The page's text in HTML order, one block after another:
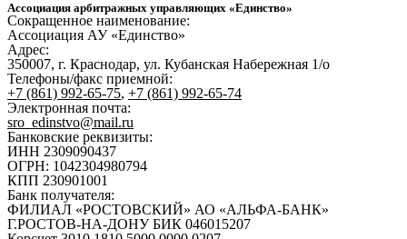
Ассоциация арбитражных управляющих «Единство»
Сокращенное наименование:
Ассоциация АУ «Единство»
Адрес:
350007, г. Краснодар, ул. Кубанская Набережная 1/о
Телефоны/факс приемной:
+7 (861) 992-65-75, +7 (861) 992-65-74
Электронная почта:
sro_edinstvo@mail.ru
Банковские реквизиты:
ИНН 2309090437
ОГРН: 1042304980794
КПП 230901001
Банк получателя:
ФИЛИАЛ «РОСТОВСКИЙ» АО «АЛЬФА-БАНК»
Г.РОСТОВ-НА-ДОНУ БИК 046015207